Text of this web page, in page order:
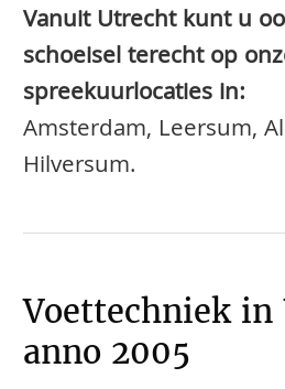
Vanuit Utrecht kunt u
schoeisel terecht op
spreekuurlocaties in:
Amsterdam, Leersum,
Hilversum.
Voettechniek in
anno 2005